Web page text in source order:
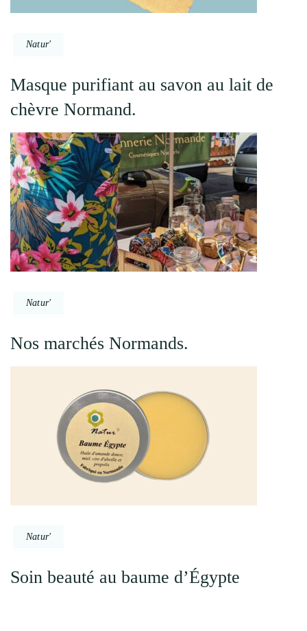
Natur'
Masque purifiant au savon au lait de
chèvre Normand.
Natur'
Nos marchés Normands.
Natur'
Soin beauté au baume d’Égypte